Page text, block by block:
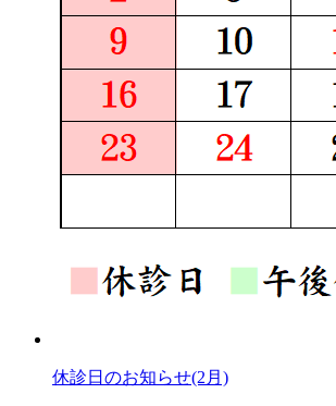
休診日のお知らせ(2月)